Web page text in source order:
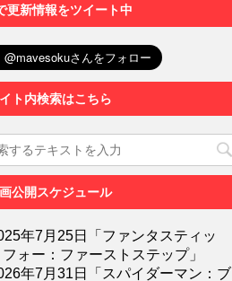
更新情報をツイート中
ト内検索はこちら
公開スケジュール
年7月25日「ファンタスティッ
フォー：ファーストステップ」
年7月31日「スパイダーマン：ブ